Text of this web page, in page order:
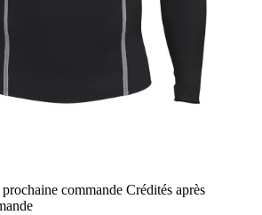
commande Crédités après